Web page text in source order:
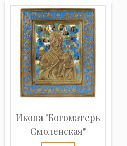
Икона "Богоматерь
Смоленская"